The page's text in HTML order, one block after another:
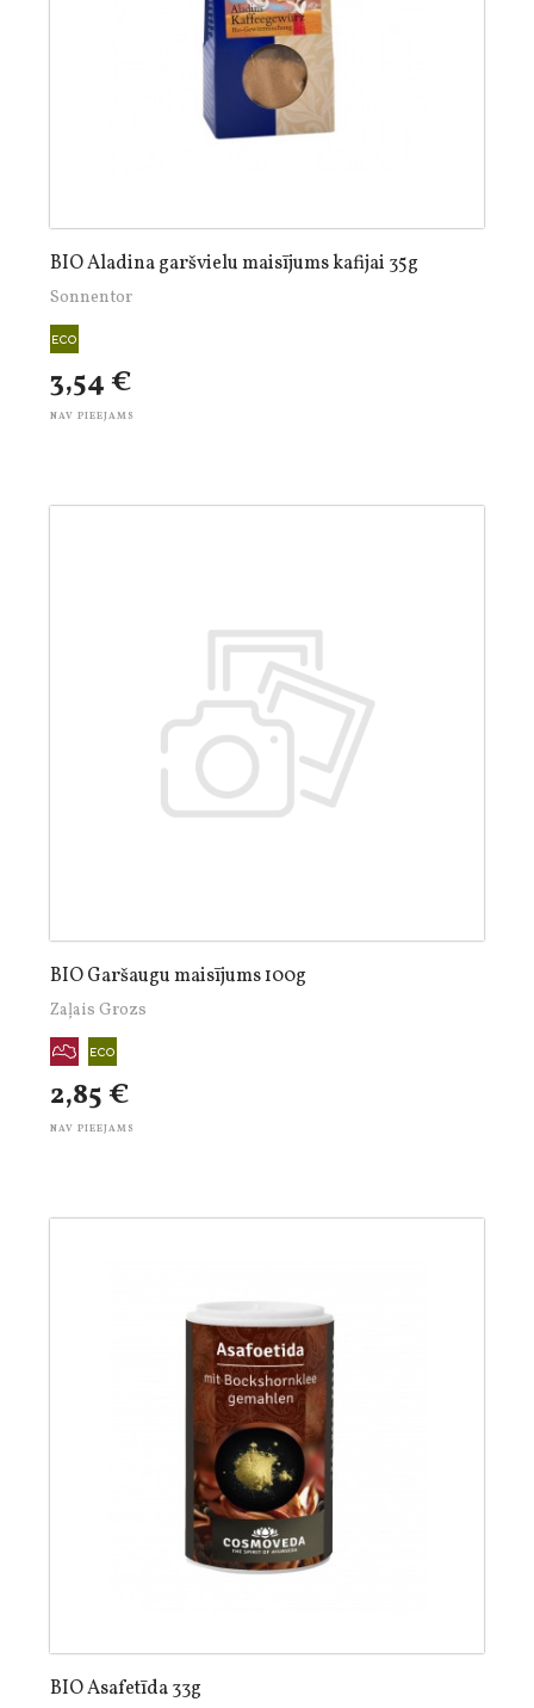
BIO Aladina garšvielu maisījums kafijai 35g
Sonnentor
3,54 €
NAV PIEEJAMS
BIO Garšaugu maisījums 100g
Zaļais Grozs
2,85 €
NAV PIEEJAMS
BIO Asafetīda 33g